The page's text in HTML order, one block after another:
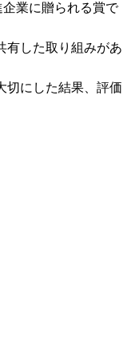
業に贈られる賞で
有した取り組みがあ
切にした結果、評価